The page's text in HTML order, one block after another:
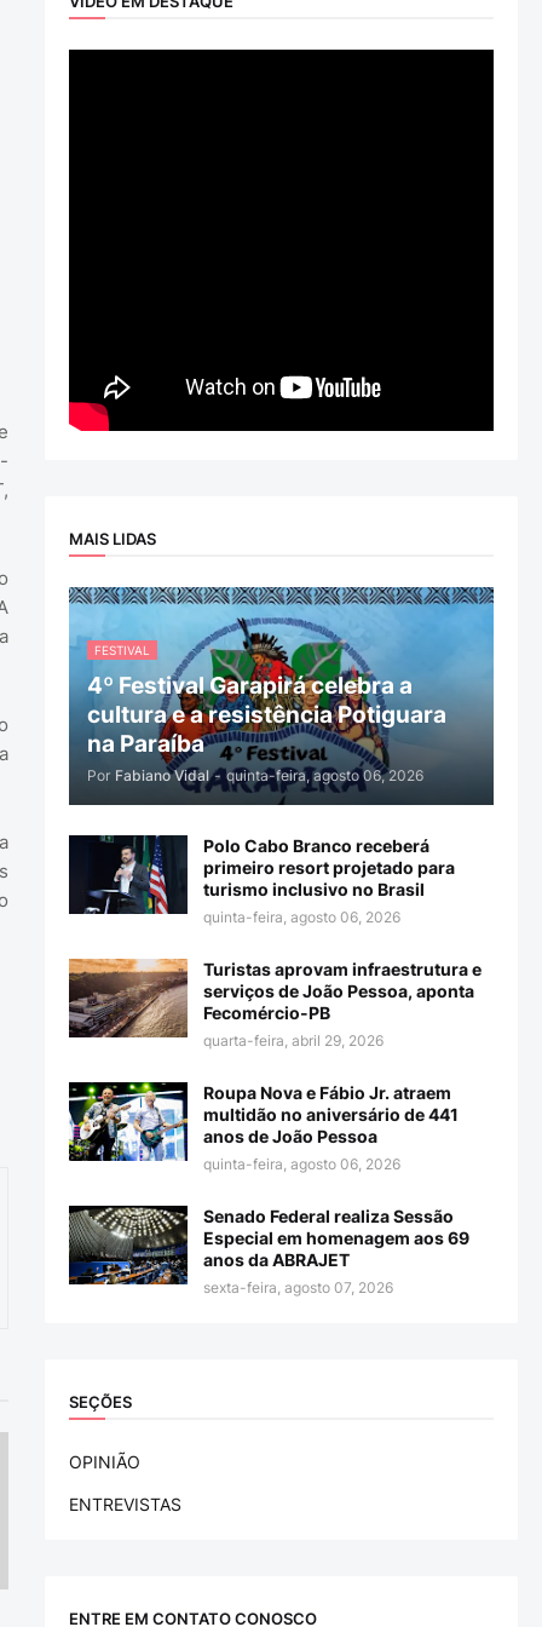
MAIS LIDAS
FESTIVAL
4º Festival Garapirá celebra a
cultura e a resistência Potiguara
na Paraíba
Por Fabiano Vidal - quinta-feira, agosto 06, 2026
Polo Cabo Branco receberá
primeiro resort projetado para
turismo inclusivo no Brasil
quinta-feira, agosto 06, 2026
Turistas aprovam infraestrutura e
serviços de João Pessoa, aponta
Fecomércio-PB
quarta-feira, abril 29, 2026
Roupa Nova e Fábio Jr. atraem
multidão no aniversário de 441
anos de João Pessoa
quinta-feira, agosto 06, 2026
Senado Federal realiza Sessão
Especial em homenagem aos 69
anos da ABRAJET
sexta-feira, agosto 07, 2026
SEÇÕES
OPINIÃO
ENTREVISTAS
ENTRE EM CONTATO CONOSCO